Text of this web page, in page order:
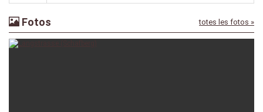
Fotos totes les fotos »